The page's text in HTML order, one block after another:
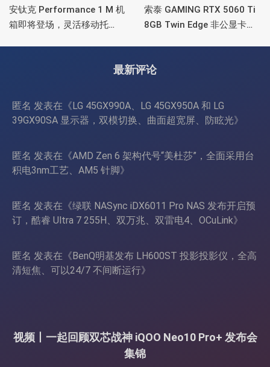
安钛克 Performance 1 M 机
箱即将登场，灵活移动托
索泰 GAMING RTX 5060 Ti
8GB Twin Edge 非公显卡，
最新评论
匿名 发表在《LG 45GX990A、LG 45GX950A 和 LG
39GX90SA 显示器，双模切换、曲面超宽屏、防眩光》
匿名 发表在《AMD Zen 6 架构代号“美杜莎”，全面采用台
积电3nm工艺、AM5 针脚》
匿名 发表在《绿联 NASync iDX6011 Pro NAS 发布开启预
订，酷睿 Ultra 7 255H、双万兆、双雷电4、OCuLink》
匿名 发表在《BenQ明基发布 LH600ST 投影投影仪，全高
清短焦、可以24/7 不间断运行》
视频丨一起回顾双芯战神 iQOO Neo10 Pro+ 发布会
集锦